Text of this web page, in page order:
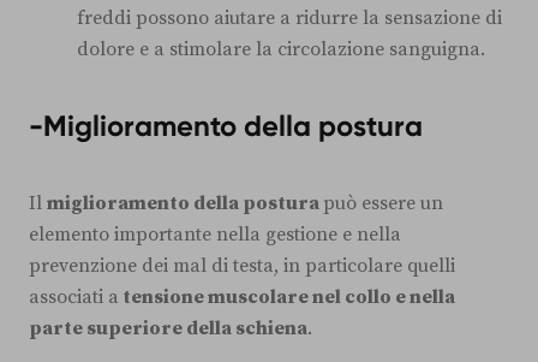
freddi possono aiutare a ridurre la sensazione di
dolore e a stimolare la circolazione sanguigna.
-Miglioramento della postura
Il miglioramento della postura può essere un
elemento importante nella gestione e nella
prevenzione dei mal di testa, in particolare quelli
associati a tensione muscolare nel collo e nella
parte superiore della schiena.